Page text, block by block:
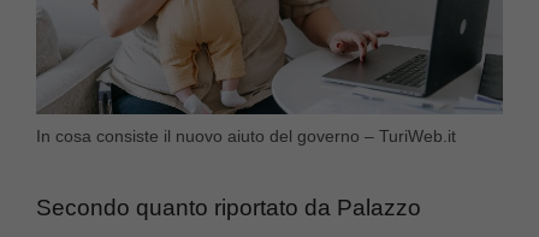
In cosa consiste il nuovo aiuto del governo – TuriWeb.it
Secondo quanto riportato da Palazzo